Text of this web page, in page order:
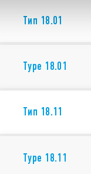
Тип 18.01
Type 18.01
Тип 18.11
Type 18.11